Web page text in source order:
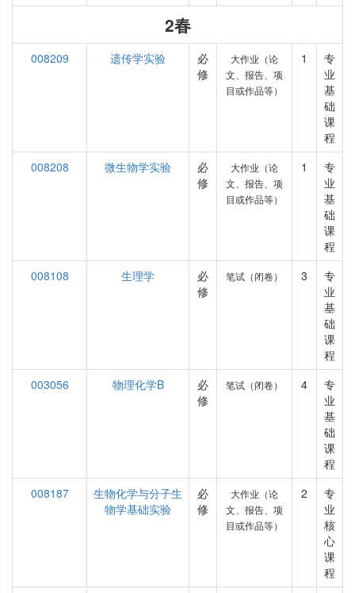
2春
008209 遗传学实验
必
修
大作业（论
文、报告、项
目或作品等）
1
专
业
基
础
课
程
008208
微生物学实验
必
修
大作业（论
文、报告、项
目或作品等）
1
专
业
基
础
课
程
008108
生理学
必
修
笔试（闭卷） 3
专
业
基
础
课
程
003056
物理化学B
必
修
笔试（闭卷） 4
专
业
基
础
课
程
008187
生物化学与分子生
物学基础实验
必
修
大作业（论
文、报告、项
目或作品等）
2
专
业
核
心
课
程